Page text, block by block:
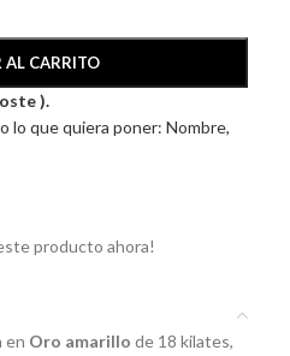
AL CARRITO
).
lo que quiera poner: Nombre,
producto ahora!
en Oro amarillo de 18 kilates,